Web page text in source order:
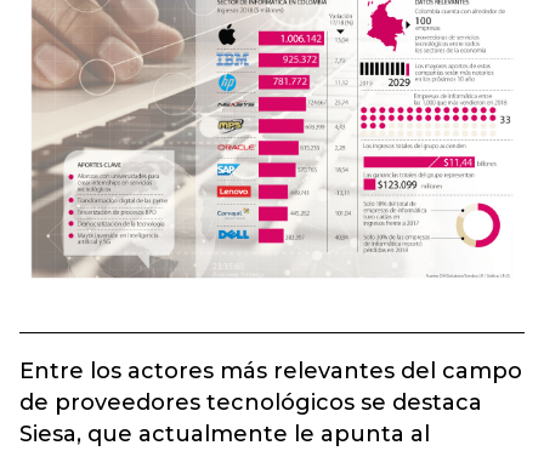
Entre los actores más relevantes del campo
de proveedores tecnológicos se destaca
Siesa, que actualmente le apunta al